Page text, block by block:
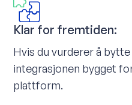
Klar for fremtiden:
Hvis du vurderer å
integrasjonen bygget
plattform.